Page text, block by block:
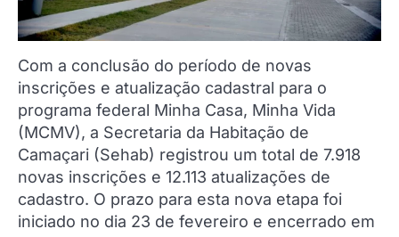
Com a conclusão do período de novas
inscrições e atualização cadastral para o
programa federal Minha Casa, Minha Vida
(MCMV), a Secretaria da Habitação de
Camaçari (Sehab) registrou um total de 7.918
novas inscrições e 12.113 atualizações de
cadastro. O prazo para esta nova etapa foi
iniciado no dia 23 de fevereiro e encerrado em